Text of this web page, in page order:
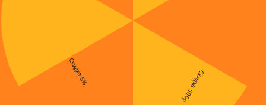
Скидка 5% Скидка 500р